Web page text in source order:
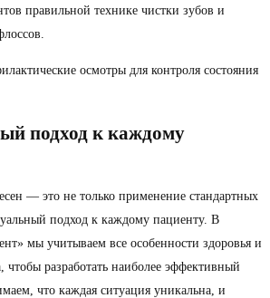
правильной технике чистки зубов и
осмотры для контроля состояния
подход к каждому
— это не только применение стандартных
подход к каждому пациенту. В
мы учитываем все особенности здоровья и
чтобы разработать наиболее эффективный
что каждая ситуация уникальна, и